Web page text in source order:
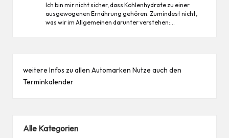
Ich bin mir nicht sicher, dass Kohlenhydrate zu einer
ausgewogenen Ernährung gehören. Zumindest nicht,
was wir im Allgemeinen darunter verstehen:…
weitere Infos zu allen Automarken Nutze auch den
Terminkalender
Alle Kategorien